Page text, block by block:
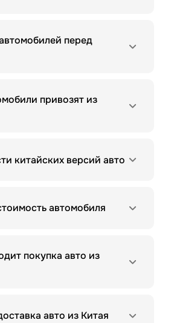
перед
привозят из
китайских версий авто
автомобиля
покупка авто из
авто из Китая